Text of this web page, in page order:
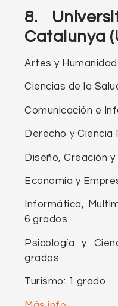
8.
Catalunya
Artes y
Ciencias de la
Comunicación e
Derecho y Ciencia
Diseño, Creación
Economía y
Informática,
6 grados
Psicología y
grados
Turismo: 1 grado